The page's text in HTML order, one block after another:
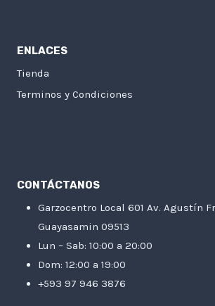
ENLACES
Tienda
Terminos y Condiciones
CONTÁCTANOS
Garzocentro Local 601 Av. Agustín
Guayasamin 09513
Lun – Sab: 10:00 a 20:00
Dom: 12:00 a 19:00
+593 97 946 3876